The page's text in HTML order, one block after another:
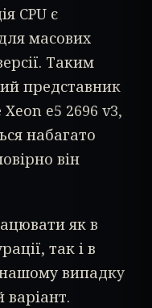
CPU є
масових
Таким
представник
e5 2696 v3,
набагато
він
як в
так і в
випадку
варіант.